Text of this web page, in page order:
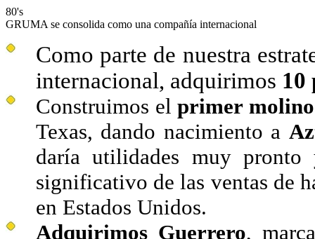
80's
GRUMA se consolida como una compañía internacional
Como parte de nuestra
internacional, adquirimos 10
Construimos elprimer
Texas, dando nacimiento a
daría utilidades muy
significativo de las ventas de
en Estados Unidos.
Adquirimos Guerrero,